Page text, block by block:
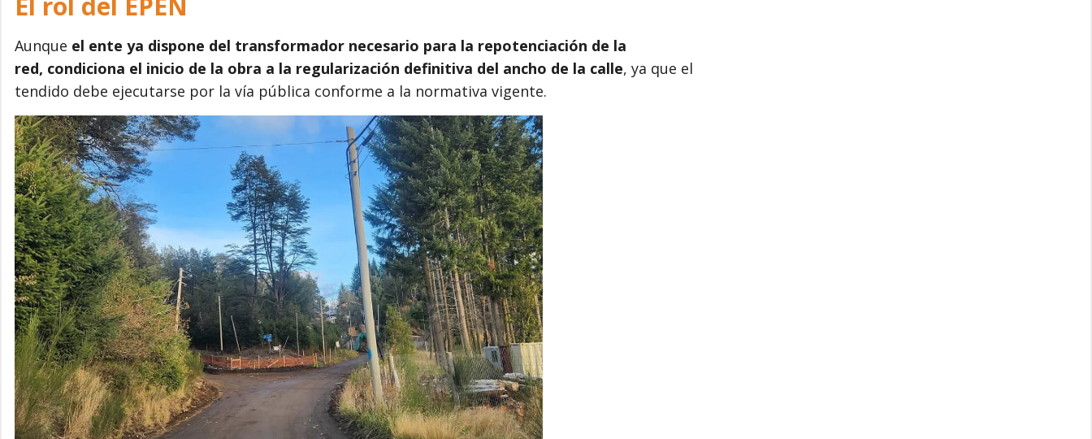
Aunque el ente ya dispone del transformador necesario para la repotenciación de la
red, condiciona el inicio de la obra a la regularización definitiva del ancho de la calle, ya que el
tendido debe ejecutarse por la vía pública conforme a la normativa vigente.